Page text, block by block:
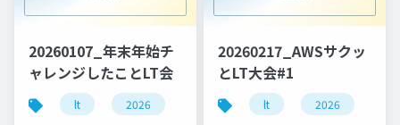
20260107_年末年始チ
ャレンジしたことLT会
lt 2026
20260217_AWSサクッ
とLT大会#1
lt 2026